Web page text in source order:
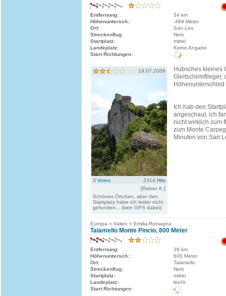
Entfernung:
34 km
Höhenuntersch.:
-489 Meter
Ort:
San Leo
Streckenflug:
Nein
Startplatz:
mittel
Landeplatz:
Keine Angabe
Start Richtungen:
19.07.2006
3 Votes 2314 Hits
[Rainer K.]
Schönes Örtchen, aber den
Startplatz habe ich leider nicht
gefunden... (kein GPS dabei)
Hübsches kleines
Gleitschirmflieger,
Ich hab den
angeschaut, ich
nicht wirklich zum
zum Monte
Minuten von San
Europa » Italien » Emilia-Romagna
Talamello Monte Pincio, 800 Meter
Entfernung:
39 km
Höhenuntersch.:
600 Meter
Ort:
Talamello
Streckenflug:
Nein
Startplatz:
mittel
Landeplatz:
leicht
Start Richtungen: